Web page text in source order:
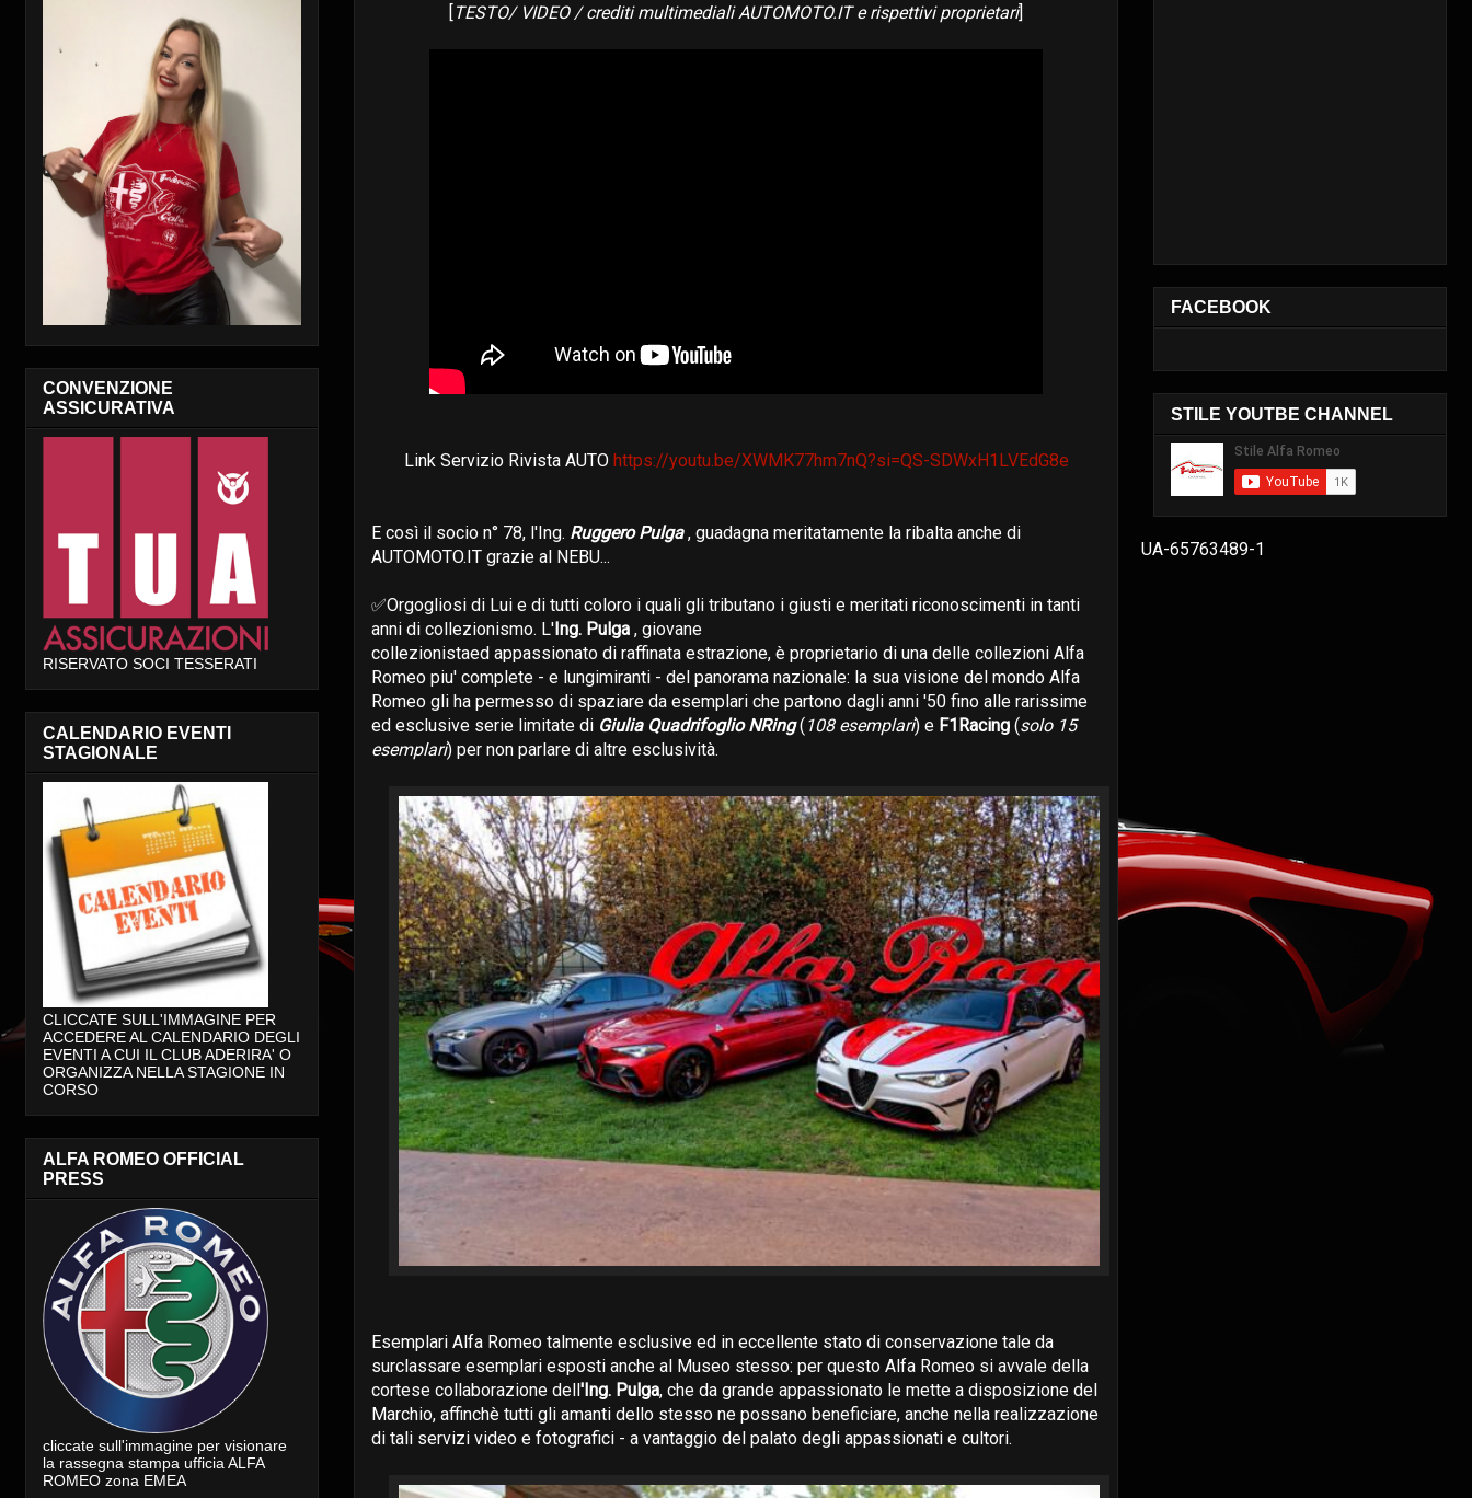
[TESTO/ VIDEO / crediti multimediali AUTOMOTO.IT e rispettivi proprietari]
Link Servizio Rivista AUTO https://youtu.be/XWMK77hm7nQ?si=QS-SDWxH1LVEdG8e
E così il socio n° 78, l'Ing. Ruggero Pulga, guadagna meritatamente la ribalta anche di
AUTOMOTO.IT grazie al NEBU...
✅Orgogliosi di Lui e di tutti coloro i quali gli tributano i giusti e meritati riconoscimenti in tanti
anni di collezionismo. L'Ing. Pulga , giovane
collezionistaed appassionato di raffinata estrazione, è proprietario di una delle collezioni Alfa
Romeo piu' complete - e lungimiranti - del panorama nazionale: la sua visione del mondo Alfa
Romeo gli ha permesso di spaziare da esemplari che partono dagli anni '50 fino alle rarissime
ed esclusive serie limitate di Giulia Quadrifoglio NRing(108 esemplari) e F1Racing (solo 15
esemplari) per non parlare di altre esclusività.
Esemplari Alfa Romeo talmente esclusive ed in eccellente stato di conservazione tale da
surclassare esemplari esposti anche al Museo stesso: per questo Alfa Romeo si avvale della
cortese collaborazione dell'Ing. Pulga, che da grande appassionato le mette a disposizione del
Marchio, affinchè tutti gli amanti dello stesso ne possano beneficiare, anche nella realizzazione
di tali servizi video e fotografici - a vantaggio del palato degli appassionati e cultori.
CONVENZIONE
ASSICURATIVA
RISERVATO SOCI TESSERATI
CALENDARIO EVENTI
STAGIONALE
CLICCATE SULL'IMMAGINE PER
ACCEDERE AL CALENDARIO DEGLI
EVENTI A CUI IL CLUB ADERIRA' O
ORGANIZZA NELLA STAGIONE IN
CORSO
ALFA ROMEO OFFICIAL
PRESS
cliccate sull'immagine per visionare
la rassegna stampa ufficia ALFA
ROMEO zona EMEA
FACEBOOK
STILE YOUTBE CHANNEL
UA-65763489-1